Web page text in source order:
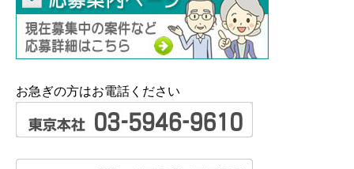
お急ぎの方はお電話ください